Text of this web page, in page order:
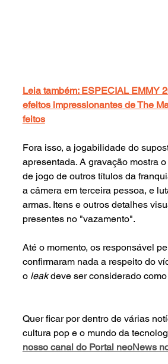
Leia também: ESPECIAL EMMY
efeitos impressionantes de The
feitos
Fora isso, a jogabilidade do
apresentada. A gravação mostra
de jogo de outros títulos da
a câmera em terceira pessoa, e
armas. Itens e outros detalhes
presentes no "vazamento".
Até o momento, os responsável
confirmaram nada a respeito do
o leak deve ser considerado
Quer ficar por dentro de várias
cultura pop e o mundo da
nosso canal do Portal neoNews